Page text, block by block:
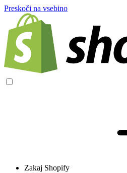
Preskoči na vsebino
Zakaj Shopify